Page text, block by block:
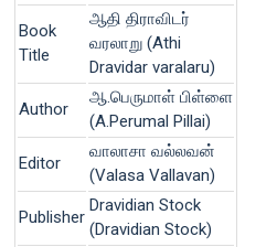
Book
Title
ஆதி திராவிடர்
வரலாறு (Athi
Dravidar varalaru)
Author
ஆ.பெருமாள் பிள்ளை
(A.Perumal Pillai)
Editor
வாலாசா வல்லவன்
(Valasa Vallavan)
Publisher
Dravidian Stock
(Dravidian Stock)